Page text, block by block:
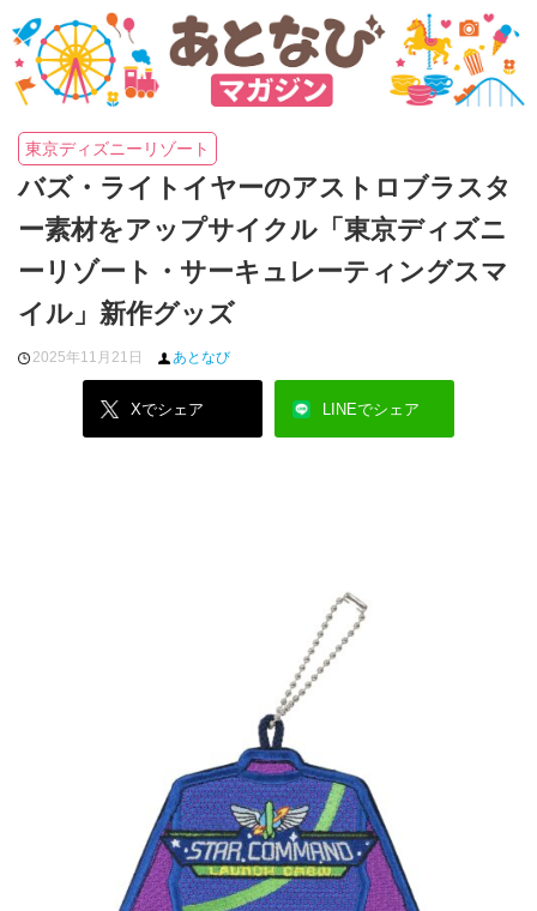
東京ディズニーリゾート
バズ・ライトイヤーのアストロブラスタ
ー素材をアップサイクル「東京ディズニ
ーリゾート・サーキュレーティングスマ
イル」新作グッズ
2025年11月21日 あとなび
Xでシェア LINEでシェア